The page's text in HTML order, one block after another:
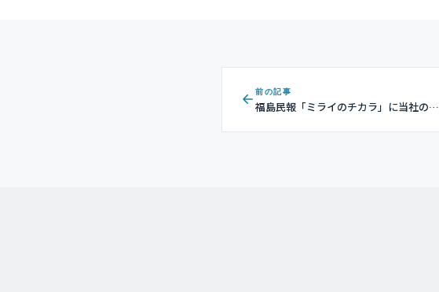
前の記事
福島民報「ミライのチカラ」に当社の社